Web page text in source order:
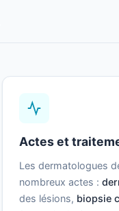
Actes et
Les dermatologues
nombreux actes :
des lésions, biopsie